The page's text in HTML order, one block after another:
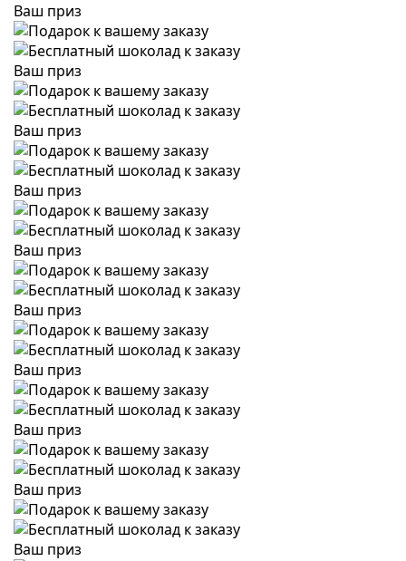
Ваш приз
Ваш приз
Ваш приз
Ваш приз
Ваш приз
Ваш приз
Ваш приз
Ваш приз
Ваш приз
Ваш приз